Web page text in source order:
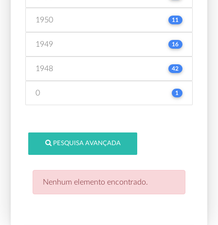
1950 11
1949 16
1948 42
0 1
PESQUISA AVANÇADA
Nenhum elemento encontrado.